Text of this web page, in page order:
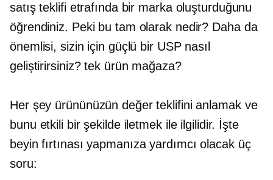
satış teklifi etrafında bir marka oluşturduğunu
öğrendiniz. Peki bu tam olarak nedir? Daha da
önemlisi, sizin için güçlü bir USP nasıl
geliştirirsiniz?tek ürün mağaza?
Her şey ürününüzün değer teklifini anlamak ve
bunu etkili bir şekilde iletmek ile ilgilidir. İşte
beyin fırtınası yapmanıza yardımcı olacak üç
soru: